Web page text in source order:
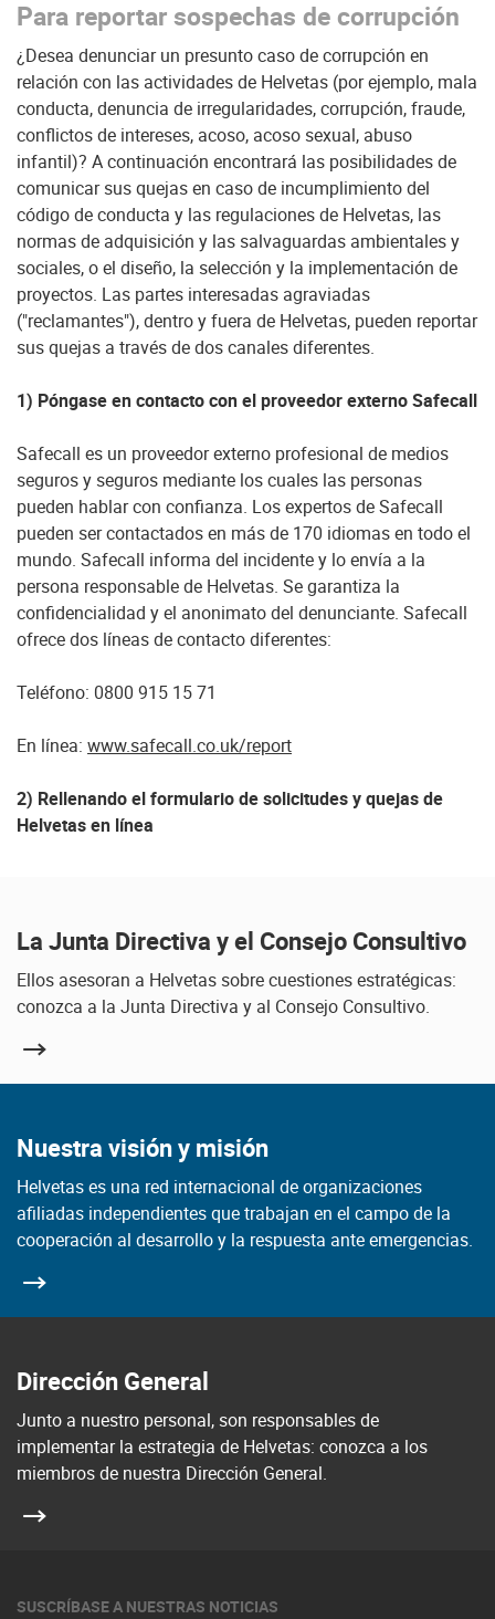
Para reportar sospechas de corrupción
¿Desea denunciar un presunto caso de corrupción en
relación con las actividades de Helvetas (por ejemplo, mala
conducta, denuncia de irregularidades, corrupción, fraude,
conflictos de intereses, acoso, acoso sexual, abuso
infantil)? A continuación encontrará las posibilidades de
comunicar sus quejas en caso de incumplimiento del
código de conducta y las regulaciones de Helvetas, las
normas de adquisición y las salvaguardas ambientales y
sociales, o el diseño, la selección y la implementación de
proyectos. Las partes interesadas agraviadas
("reclamantes"), dentro y fuera de Helvetas, pueden reportar
sus quejas a través de dos canales diferentes.
1) Póngase en contacto con el proveedor externo Safecall
Safecall es un proveedor externo profesional de medios
seguros y seguros mediante los cuales las personas
pueden hablar con confianza. Los expertos de Safecall
pueden ser contactados en más de 170 idiomas en todo el
mundo. Safecall informa del incidente y lo envía a la
persona responsable de Helvetas. Se garantiza la
confidencialidad y el anonimato del denunciante. Safecall
ofrece dos líneas de contacto diferentes:
Teléfono: 0800 915 15 71
En línea: www.safecall.co.uk/report
2) Rellenando el formulario de solicitudes y quejas de
Helvetas en línea
La Junta Directiva y el Consejo Consultivo
Ellos asesoran a Helvetas sobre cuestiones estratégicas:
conozca a la Junta Directiva y al Consejo Consultivo.
Nuestra visión y misión
Helvetas es una red internacional de organizaciones
afiliadas independientes que trabajan en el campo de la
cooperación al desarrollo y la respuesta ante emergencias.
Dirección General
Junto a nuestro personal, son responsables de
implementar la estrategia de Helvetas: conozca a los
miembros de nuestra Dirección General.
SUSCRÍBASE A NUESTRAS NOTICIAS